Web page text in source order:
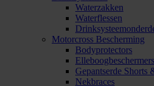
Waterzakken
Waterflessen
Motorcross Bescherming
Bodyprotectors
Elleboogbeschermers
Gepantserde Shorts
Nekbraces